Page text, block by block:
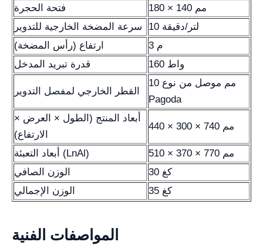
فتحة الحجرة
180 × 140 مم
سرعة المضخة الخارجية للتدوير
10 لتر/دقيقة
ارتفاع (رأس المضخة)
3 م
قدرة تبريد المدخل
160 واط
القطر الخارجي لمفصل التدوير
10 مم موصل من نوع
Pagoda
أبعاد المنتج (الطول × العرض ×
الارتفاع)
440 × 300 × 740 مم
أبعاد التعبئة (LnAl)
510 × 370 × 770 مم
الوزن الصافي
30 كغ
الوزن الإجمالي
35 كغ
المواصفات الفنية